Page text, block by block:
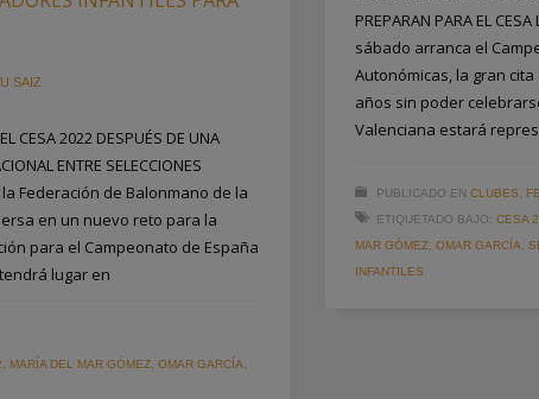
PREPARAN PARA EL
sábado arranca el
Autonómicas, la gran
años sin poder
Valenciana estará
PUBLICADO EN CLUBES
ETIQUETADO BAJO: CESA
MAR GÓMEZ OMAR GARCÍA
INFANTILES
SAIZ
CESA 2022 DESPUÉS DE UNA
ENTRE SELECCIONES
la Federación de Balonmano de la
en un nuevo reto para la
para el Campeonato de España
lugar en
, MARÍA DEL MAR GÓMEZ, OMAR GARCÍA,